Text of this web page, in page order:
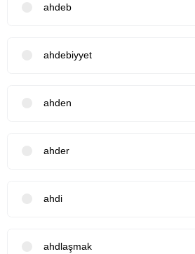
ahdeb
ahdebiyyet
ahden
ahder
ahdi
ahdlaşmak